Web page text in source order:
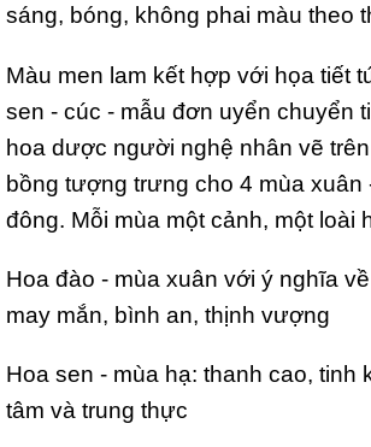
sáng, bóng, không phai màu theo
Màu men lam kết hợp với họa tiết
sen - cúc - mẫu đơn uyển chuyển
hoa dược người nghệ nhân vẽ
bồng tượng trưng cho 4 mùa xuân
đông. Mỗi mùa một cảnh, một loài
Hoa đào - mùa xuân với ý nghĩa
may mắn, bình an, thịnh vượng
Hoa sen - mùa hạ: thanh cao, tinh
tâm và trung thực